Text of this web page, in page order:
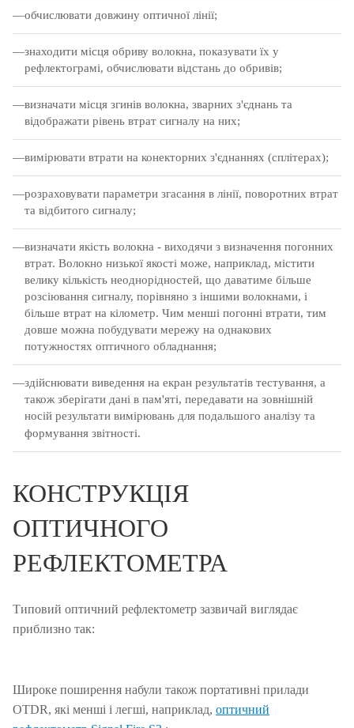
обчислювати довжину оптичної лінії;
знаходити місця обриву волокна, показувати їх у
рефлектограмі, обчислювати відстань до обривів;
визначати місця згинів волокна, зварних з'єднань та
відображати рівень втрат сигналу на них;
вимірювати втрати на конекторних з'єднаннях (сплітерах);
розраховувати параметри згасання в лінії, поворотних втрат
та відбитого сигналу;
визначати якість волокна - виходячи з визначення погонних
втрат. Волокно низької якості може, наприклад, містити
велику кількість неоднорідностей, що даватиме більше
розсіювання сигналу, порівняно з іншими волокнами, і
більше втрат на кілометр. Чим менші погонні втрати, тим
довше можна побудувати мережу на однакових
потужностях оптичного обладнання;
здійснювати виведення на екран результатів тестування, а
також зберігати дані в пам'яті, передавати на зовнішній
носій результати вимірювань для подальшого аналізу та
формування звітності.
КОНСТРУКЦІЯ
ОПТИЧНОГО
РЕФЛЕКТОМЕТРА
Типовий оптичний рефлектометр зазвичай виглядає
приблизно так:
Широке поширення набули також портативні прилади
OTDR, які менші і легші, наприклад, оптичний